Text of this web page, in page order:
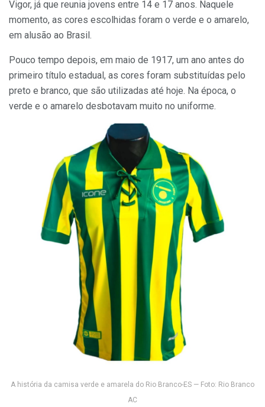
Vigor, já que reunia jovens entre 14 e 17 anos. Naquele
momento, as cores escolhidas foram o verde e o amarelo,
em alusão ao Brasil.
Pouco tempo depois, em maio de 1917, um ano antes do
primeiro título estadual, as cores foram substituídas pelo
preto e branco, que são utilizadas até hoje. Na época, o
verde e o amarelo desbotavam muito no uniforme.
A história da camisa verde e amarela do Rio Branco-ES — Foto: Rio Branco
AC